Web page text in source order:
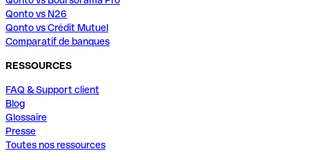
Qonto vs N26
Qonto vs Crédit Mutuel
Comparatif de banques
RESSOURCES
FAQ & Support client
Blog
Glossaire
Presse
Toutes nos ressources